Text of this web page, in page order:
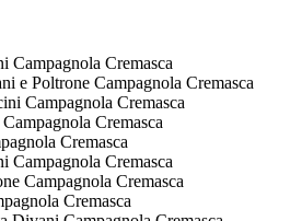
Campagnola Cremasca
e Poltrone Campagnola Cremasca
Campagnola Cremasca
Cremasca
Cremasca
Campagnola Cremasca
Campagnola Cremasca
Cremasca